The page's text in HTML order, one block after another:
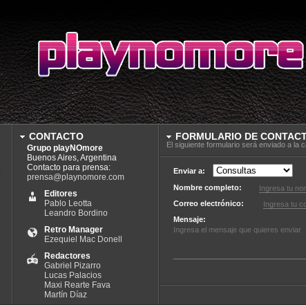
CONTACTO
Grupo playNOmore
Buenos Aires, Argentina
Contacto para prensa:
prensa@playnomore.com
Editores
Pablo Leotta
Leandro Bordino
Retro Manager
Ezequiel Mac Donell
Redactores
Gabriel Pizarro
Lucas Palacios
Maxi Rearte Fava
Martín Díaz
FORMULARIO DE
El siguiente formulario será enviado a la
Enviar a:
Nombre completo:
Correo electrónico:
Mensaje: